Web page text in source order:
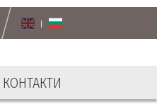
КОНТАКТИ